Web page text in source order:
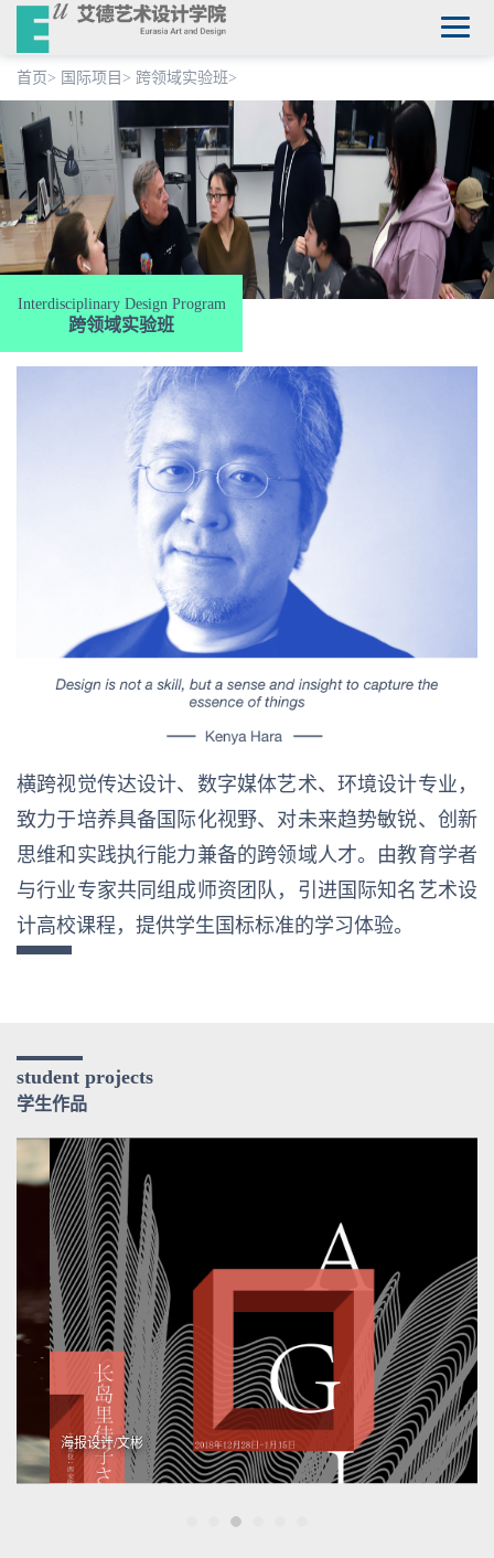
首页> 国际项目 > 跨领域实验班>
Interdisciplinary Design Program
跨领域实验班
横跨视觉传达设计、数字媒体艺术、环境设计专业，
致力于培养具备国际化视野、对未来趋势敏锐、创新
思维和实践执行能力兼备的跨领域人才。由教育学者
与行业专家共同组成师资团队，引进国际知名艺术设
计高校课程，提供学生国标标准的学习体验。
student projects
学生作品
海报设计/文彬